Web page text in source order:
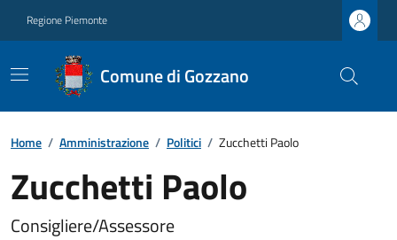
Regione Piemonte
Comune di Gozzano
Home / Amministrazione / Politici / Zucchetti Paolo
Zucchetti Paolo
Consigliere/Assessore